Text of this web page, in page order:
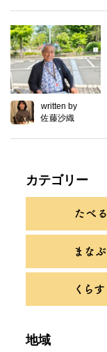
written by
佐藤沙織
カテゴリー
地域